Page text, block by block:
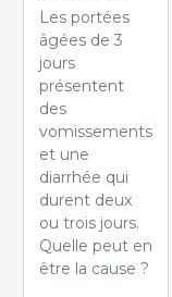
Les portées
âgées de 3
jours
présentent
des
vomissements
et une
diarrhée qui
durent deux
ou trois jours.
Quelle peut en
être la cause ?